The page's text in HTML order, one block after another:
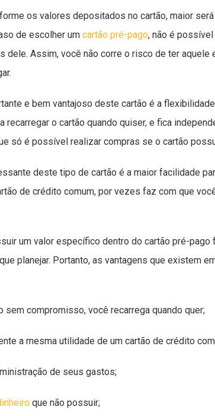
os valores depositados no cartão, maior
de escolher um cartão pré-pago, não é
dele. Assim, você não corre o risco de ter aquele
e bem vantajoso deste cartão é a
recarregar o cartão quando quiser, e fica
só é possível realizar compras se o cartão
deste tipo de cartão é a maior facilidade
de crédito comum, por vezes faz com que
um valor específico dentro do cartão pré-pago
planejar. Portanto, as vantagens que existem
compromisso, você recarrega quando quer;
a mesma utilidade de um cartão de crédito
de seus gastos;
que não possuir;